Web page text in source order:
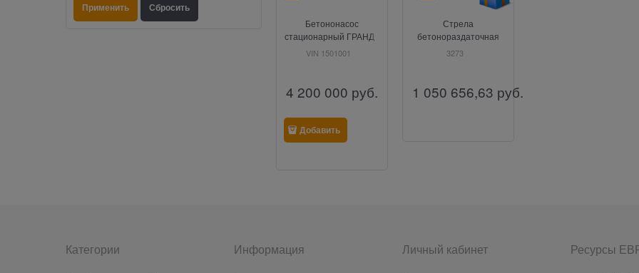
Бетононасос
стационарный ГРАНД -
AQUARIUS 703D
VIN 1501001
4 200 000 руб.
Добавить
Стрела
бетонораздаточная
BOOM MAKINA 14
3273
1 050 656,63 руб.
Категории Информация Личный кабинет Ресурсы